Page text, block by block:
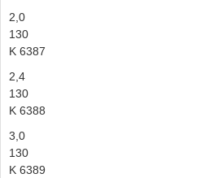
Calix - Packline - Takboxar
Thule - Lasthållare
LAGERRENSING
Begagnade Motorer & Båtar
2,0
130
K 6387
2,4
130
K 6388
3,0
130
K 6389